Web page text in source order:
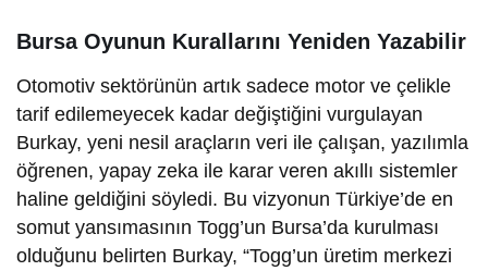
Bursa Oyunun Kurallarını Yeniden Yazabilir
Otomotiv sektörünün artık sadece motor ve çelikle
tarif edilemeyecek kadar değiştiğini vurgulayan
Burkay, yeni nesil araçların veri ile çalışan, yazılımla
öğrenen, yapay zeka ile karar veren akıllı sistemler
haline geldiğini söyledi. Bu vizyonun Türkiye’de en
somut yansımasının Togg’un Bursa’da kurulması
olduğunu belirten Burkay, “Togg’un üretim merkezi